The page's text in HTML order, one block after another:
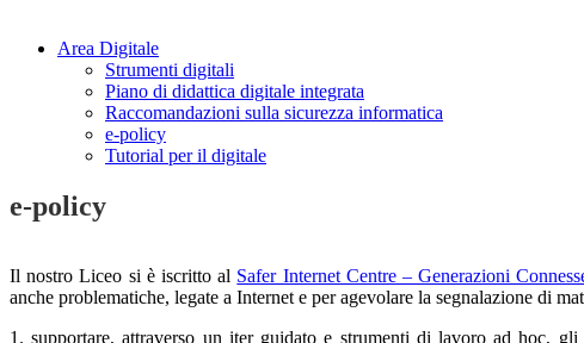
Area Digitale
Strumenti digitali
Piano di didattica digitale integrata
Raccomandazioni sulla sicurezza informatica
e-policy
Tutorial per il digitale
e-policy
Il nostro Liceo si è iscritto al Safer Internet Centre – Generazioni
anche problematiche, legate a Internet e per agevolare la segnalazione di
1. supportare, attraverso un iter guidato e strumenti di lavoro ad hoc,